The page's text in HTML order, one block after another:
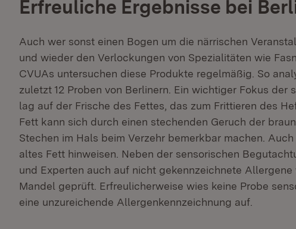
Erfreuliche Ergebnisse bei
Auch wer sonst einen Bogen um die närrischen
und wieder den Verlockungen von Spezialitäten wie
CVUAs untersuchen diese Produkte regelmäßig. So
zuletzt 12 Proben von Berlinern. Ein wichtiger Fokus der
lag auf der Frische des Fettes, das zum Frittieren des
Fett kann sich durch einen stechenden Geruch der
Stechen im Hals beim Verzehr bemerkbar machen.
altes Fett hinweisen. Neben der sensorischen
und Experten auch auf nicht gekennzeichnete
Mandel geprüft. Erfreulicherweise wies keine Probe
eine unzureichende Allergenkennzeichnung auf.